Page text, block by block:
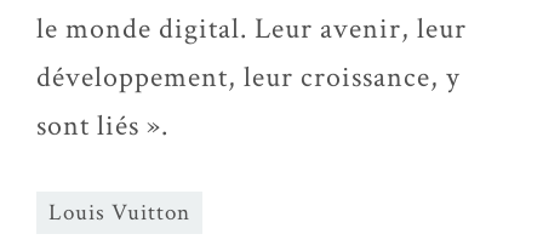
le monde digital. Leur avenir, leur
développement, leur croissance, y
sont liés ».
Louis Vuitton